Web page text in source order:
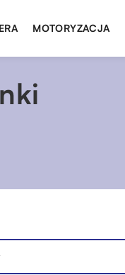
MOTORYZACJA